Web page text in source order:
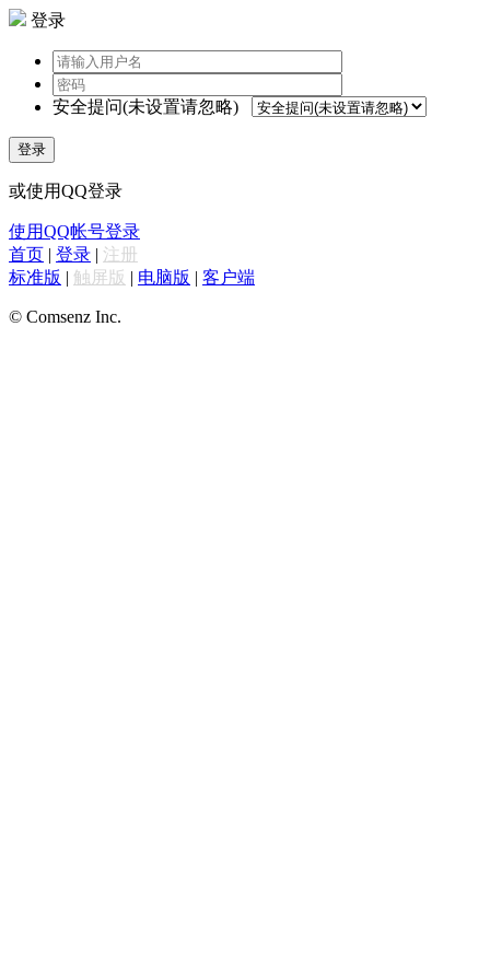
登录
安全提问(未设置请忽略)
登录
或使用QQ登录
使用QQ帐号登录
首页 | 登录 | 注册
标准版 | 触屏版 | 电脑版 | 客户端
© Comsenz Inc.